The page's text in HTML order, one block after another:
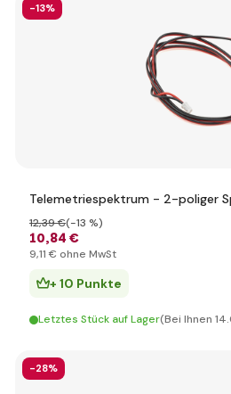
-13%
Telemetriespektrum - 2-poliger
10,84 €
12,39 €(-13 %)
9,11 € ohne MwSt
+ 10 Punkte
Letztes Stück auf Lager(Bei Ihnen
-28%